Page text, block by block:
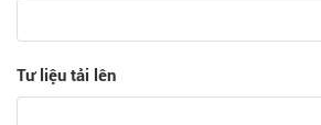
Tư liệu tải lên